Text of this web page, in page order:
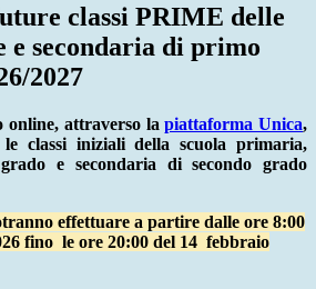
classi PRIME delle
e secondaria di primo
2027
online, attraverso lapiattaforma Unica,
classi iniziali della scuola primaria,
e secondaria di secondo grado
effettuare a partire dalle ore 8:00
fino le ore 20:00 del 14 febbraio